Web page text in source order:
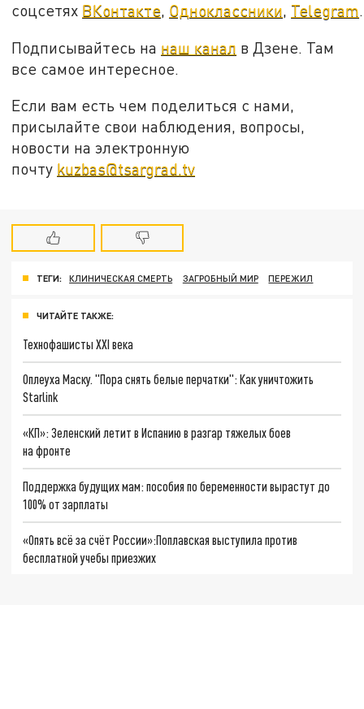
соцсетях ВКонтакте, Одноклассники, Telegram.
Подписывайтесь на наш канал в Дзене. Там
все самое интересное.
Если вам есть чем поделиться с нами,
присылайте свои наблюдения, вопросы,
новости на электронную
почту kuzbas@tsargrad.tv
ТЕГИ: КЛИНИЧЕСКАЯ СМЕРТЬ ЗАГРОБНЫЙ МИР ПЕРЕЖИЛ
ЧИТАЙТЕ ТАКЖЕ:
Технофашисты XXI века
Оплеуха Маску. "Пора снять белые перчатки": Как уничтожить
Starlink
«КП»: Зеленский летит в Испанию в разгар тяжелых боев
на фронте
Поддержка будущих мам: пособия по беременности вырастут до
100% от зарплаты
«Опять всё за счёт России»:Поплавская выступила против
бесплатной учебы приезжих